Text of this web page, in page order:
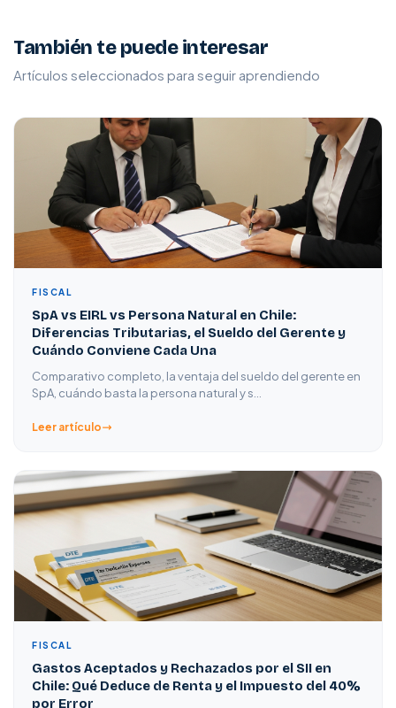
También te puede interesar
Artículos seleccionados para seguir aprendiendo
FISCAL
SpA vs EIRL vs Persona Natural en Chile:
Diferencias Tributarias, el Sueldo del Gerente y
Cuándo Conviene Cada Una
Comparativo completo, la ventaja del sueldo del gerente en
SpA, cuándo basta la persona natural y s…
Leer artículo
FISCAL
Gastos Aceptados y Rechazados por el SII en
Chile: Qué Deduce de Renta y el Impuesto del 40%
por Error